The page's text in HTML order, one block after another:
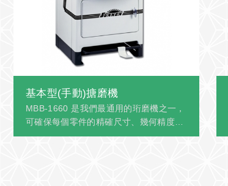
基本型(手動)搪磨機
MBB-1660 是我們最通用的珩磨機之一，
可確保每個零件的精確尺寸、幾何精度和
高度受控的光潔度。 MBB-1660D機型適